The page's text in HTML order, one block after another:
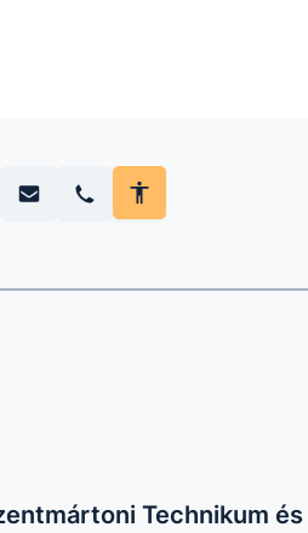
Technikum és